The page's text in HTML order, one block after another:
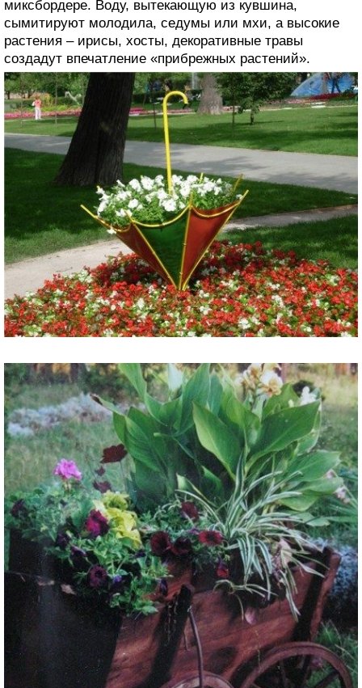
миксбордере. Воду, вытекающую из кувшина,
сымитируют молодила, седумы или мхи, а высокие
растения – ирисы, хосты, декоративные травы
создадут впечатление «прибрежных растений».